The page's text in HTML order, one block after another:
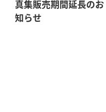
真集販売期間延長のお
知らせ